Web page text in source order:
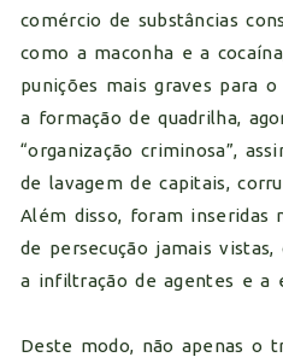
comércio de substâncias
como a maconha e a
punições mais graves para
a formação de quadrilha,
“organização criminosa”,
de lavagem de capitais,
Além disso, foram inseridas
de persecução jamais
a infiltração de agentes e a
Deste modo, não apenas o